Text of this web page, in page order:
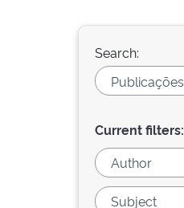
Search:
Current filters: